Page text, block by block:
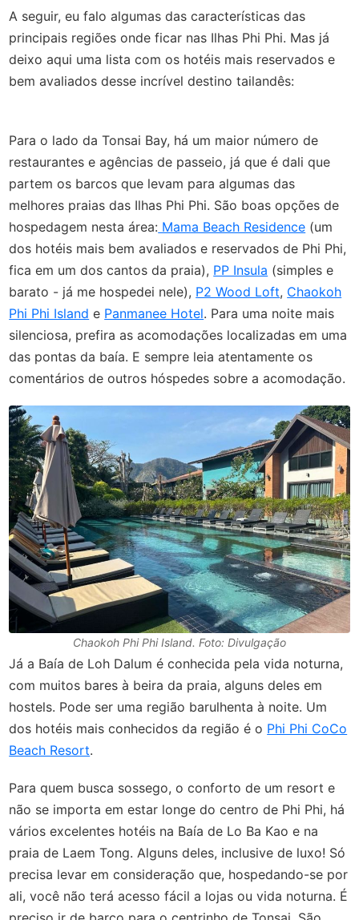
A seguir, eu falo algumas das características das
principais regiões onde ficar nas Ilhas Phi Phi. Mas já
deixo aqui uma lista com os hotéis mais reservados e
bem avaliados desse incrível destino tailandês:
Para o lado da Tonsai Bay, há um maior número de
restaurantes e agências de passeio, já que é dali que
partem os barcos que levam para algumas das
melhores praias das Ilhas Phi Phi. São boas opções de
hospedagem nesta área: Mama Beach Residence (um
dos hotéis mais bem avaliados e reservados de Phi Phi,
fica em um dos cantos da praia), PP Insula (simples e
barato - já me hospedei nele), P2 Wood Loft, Chaokoh
Phi Phi Island e Panmanee Hotel. Para uma noite mais
silenciosa, prefira as acomodações localizadas em uma
das pontas da baía. E sempre leia atentamente os
comentários de outros hóspedes sobre a acomodação.
Chaokoh Phi Phi Island. Foto: Divulgação
Já a Baía de Loh Dalum é conhecida pela vida noturna,
com muitos bares à beira da praia, alguns deles em
hostels. Pode ser uma região barulhenta à noite. Um
dos hotéis mais conhecidos da região é o Phi Phi CoCo
Beach Resort.
Para quem busca sossego, o conforto de um resort e
não se importa em estar longe do centro de Phi Phi, há
vários excelentes hotéis na Baía de Lo Ba Kao e na
praia de Laem Tong. Alguns deles, inclusive de luxo! Só
precisa levar em consideração que, hospedando-se por
ali, você não terá acesso fácil a lojas ou vida noturna. É